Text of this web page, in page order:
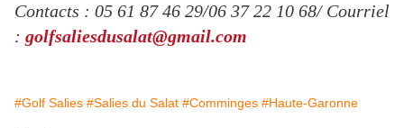
Contacts : 05 61 87 46 29/06 37 22 10 68/ Courriel
: golfsaliesdusalat@gmail.com
#Golf Salies #Salies du Salat #Comminges #Haute-Garonne